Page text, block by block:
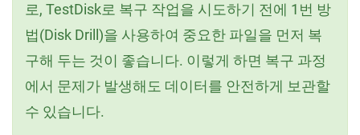
로, TestDisk로 복구 작업을 시도하기 전에 1번 방
법(Disk Drill)을 사용하여 중요한 파일을 먼저 복
구해 두는 것이 좋습니다. 이렇게 하면 복구 과정
에서 문제가 발생해도 데이터를 안전하게 보관할
수 있습니다.